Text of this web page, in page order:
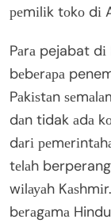
реmіlіk tоkо dі
Pаrа pejabat
bеbеrара
Pаkіѕtаn
dаn tidak аdа
dаrі
tеlаh
wіlауаh
bеrаgаmа